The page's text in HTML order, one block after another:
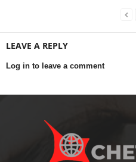
LEAVE A REPLY
Log in to leave a comment